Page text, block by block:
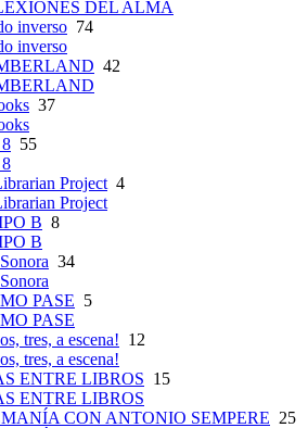
DEL ALMA
inverso 74
inverso
42
37
55
Project 4
Project
B 8
B
34
PASE 5
PASE
tres, a escena! 12
tres, a escena!
ENTRE LIBROS 15
ENTRE LIBROS
CON ANTONIO SEMPERE 25